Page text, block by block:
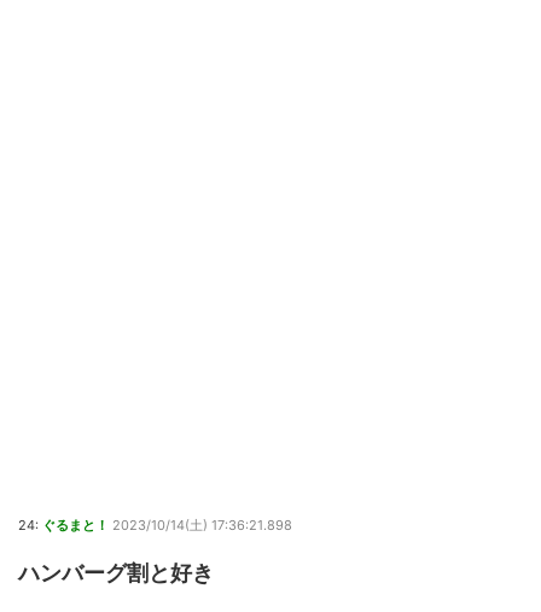
24: ぐるまと！ 2023/10/14(土) 17:36:21.898
ハンバーグ割と好き